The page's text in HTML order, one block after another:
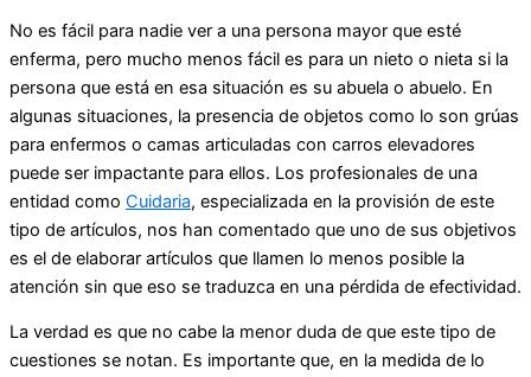
No es fácil para nadie ver a una persona mayor que esté
enferma, pero mucho menos fácil es para un nieto o nieta si la
persona que está en esa situación es su abuela o abuelo. En
algunas situaciones, la presencia de objetos como lo son grúas
para enfermos o camas articuladas con carros elevadores
puede ser impactante para ellos. Los profesionales de una
entidad como Cuidaria, especializada en la provisión de este
tipo de artículos, nos han comentado que uno de sus objetivos
es el de elaborar artículos que llamen lo menos posible la
atención sin que eso se traduzca en una pérdida de efectividad.
La verdad es que no cabe la menor duda de que este tipo de
cuestiones se notan. Es importante que, en la medida de lo